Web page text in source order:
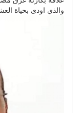
والذي اودى بحياة